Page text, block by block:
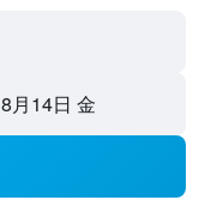
8月14日 金